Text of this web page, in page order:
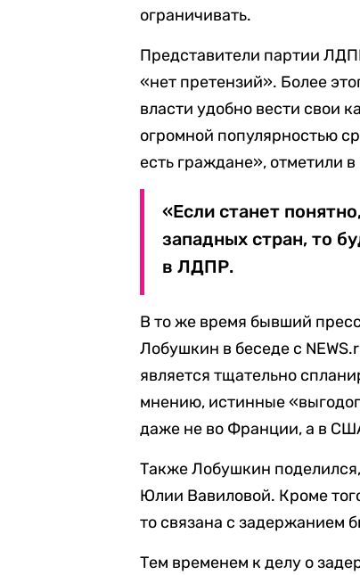
ограничивать.
Представители партии
«нет претензий». Более
власти удобно вести свои
огромной популярностью
есть граждане», отметили
«Если станет
западных стран, то
в ЛДПР.
В то же время бывший
Лобушкин в беседе с
является тщательно
мнению, истинные
даже не во Франции, а в
Также Лобушкин
Юлии Вавиловой. Кроме
то связана с задержанием
Тем временем к делу о